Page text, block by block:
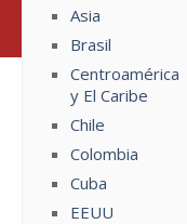
Asia
Brasil
Centroamérica
y El Caribe
Chile
Colombia
Cuba
EEUU